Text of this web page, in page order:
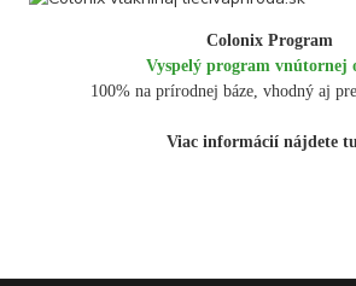
Colonix Program
Vyspelý program vnútornej
100% na prírodnej báze, vhodný aj
Viac informácií nájdete